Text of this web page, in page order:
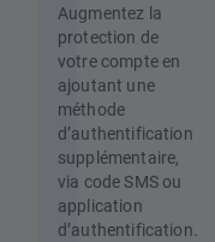
Augmentez la
protection de
votre compte en
ajoutant une
méthode
d’authentification
supplémentaire,
via code SMS ou
application
d’authentification.